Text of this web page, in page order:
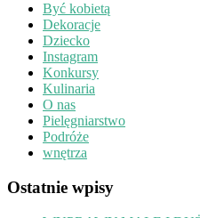
Być kobietą
Dekoracje
Dziecko
Instagram
Konkursy
Kulinaria
O nas
Pielęgniarstwo
Podróże
wnętrza
Ostatnie wpisy